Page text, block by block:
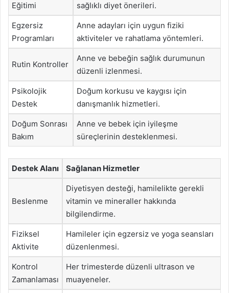
Eğitimi
sağlıklı diyet önerileri.
Egzersiz
Programları
Anne adayları için uygun fiziki
aktiviteler ve rahatlama yöntemleri.
Rutin Kontroller
Anne ve bebeğin sağlık durumunun
düzenli izlenmesi.
Psikolojik
Destek
Doğum korkusu ve kaygısı için
danışmanlık hizmetleri.
Doğum Sonrası
Bakım
Anne ve bebek için iyileşme
süreçlerinin desteklenmesi.
Destek Alanı Sağlanan Hizmetler
Beslenme
Diyetisyen desteği, hamilelikte gerekli
vitamin ve mineraller hakkında
bilgilendirme.
Fiziksel
Aktivite
Hamileler için egzersiz ve yoga seansları
düzenlenmesi.
Kontrol
Zamanlaması
Her trimesterde düzenli ultrason ve
muayeneler.